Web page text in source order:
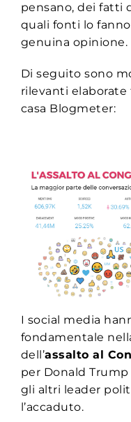
pensano, dei fatti
quali fonti lo
genuina opinione.
Di seguito sono
rilevanti
casa Blogmeter:
I social media
fondamentale
dell’assalto al
per Donald
gli altri leader
l’accaduto.